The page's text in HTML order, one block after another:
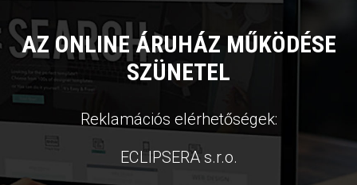
AZ ONLINE ÁRUHÁZ MŰKÖDÉSE
SZÜNETEL
Reklamációs elérhetőségek:
ECLIPSERA s.r.o.